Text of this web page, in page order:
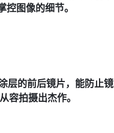
图像的细节。
层的前后镜片，能防止镜
容拍摄出杰作。